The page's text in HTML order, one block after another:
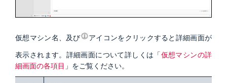
仮想マシン名、及び アイコンをクリックすると詳細画面が
表示されます。詳細画面について詳しくは「仮想マシンの詳
細画面の各項目 」をご覧ください。